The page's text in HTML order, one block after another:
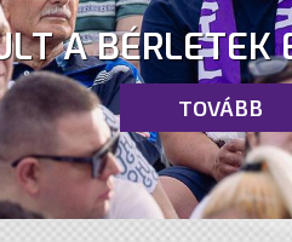
A BÉRLETEK
TOVÁBB